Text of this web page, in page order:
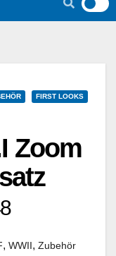
FIRST LOOKS
Zoom
, WWII, Zubehör